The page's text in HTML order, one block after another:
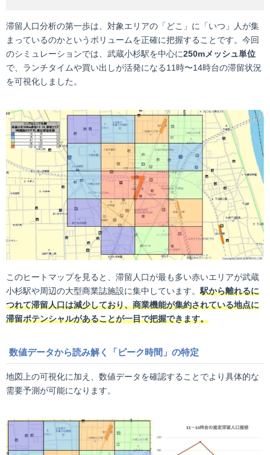
滞留人口分析の第一歩は、対象エリアの「どこ」に「いつ」人が集
まっているのかというボリュームを正確に把握することです。今回
のシミュレーションでは、武蔵小杉駅を中心に250mメッシュ単位
で、ランチタイムや買い出しが活発になる11時〜14時台の滞留状況
を可視化しました。
このヒートマップを見ると、滞留人口が最も多い赤いエリアが武蔵
小杉駅や周辺の大型商業誌施設に集中しています。駅から離れるに
つれて滞留人口は減少しており、商業機能が集約されている地点に
滞留ポテンシャルがあることが一目で把握できます。
数値データから読み解く「ピーク時間」の特定
地図上の可視化に加え、数値データを確認することでより具体的な
需要予測が可能になります。